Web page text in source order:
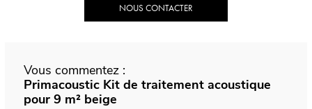
NOUS CONTACTER
Vous commentez :
Primacoustic Kit de traitement acoustique
pour 9 m² beige